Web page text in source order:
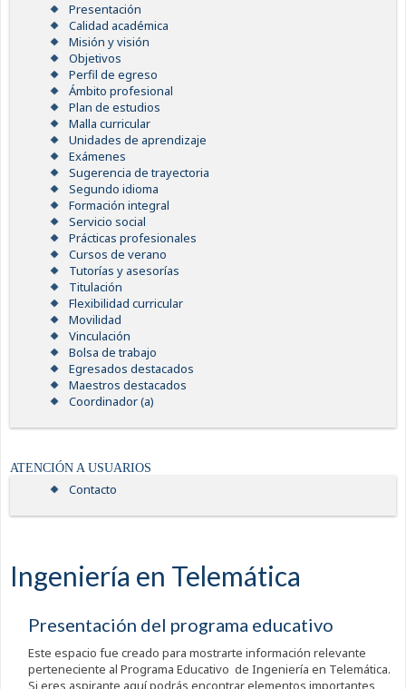
Presentación
Calidad académica
Misión y visión
Objetivos
Perfil de egreso
Ámbito profesional
Plan de estudios
Malla curricular
Unidades de aprendizaje
Exámenes
Sugerencia de trayectoria
Segundo idioma
Formación integral
Servicio social
Prácticas profesionales
Cursos de verano
Tutorías y asesorías
Titulación
Flexibilidad curricular
Movilidad
Vinculación
Bolsa de trabajo
Egresados destacados
Maestros destacados
Coordinador (a)
ATENCIÓN A USUARIOS
Contacto
Ingeniería en Telemática
Presentación del programa educativo
Este espacio fue creado para mostrarte información relevante
perteneciente al Programa Educativo de Ingeniería en Telemática.
Si eres aspirante aquí podrás encontrar elementos importantes